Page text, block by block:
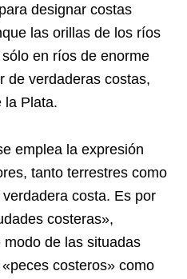
designar costas
las orillas de los ríos
en ríos de enorme
de verdaderas costas,
la Plata.
emplea la expresión
tanto terrestres como
costa. Es por
costeras»,
de las situadas
costeros» como